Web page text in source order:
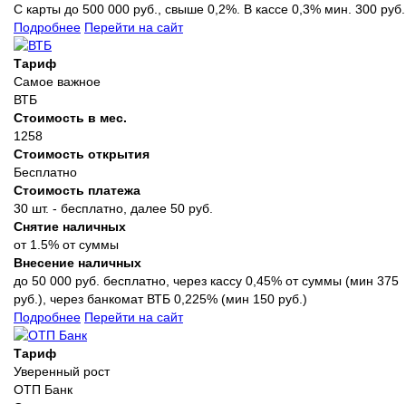
С карты до 500 000 руб., свыше 0,2%. В кассе 0,3% мин. 300 руб.
Подробнее Перейти на сайт
Тариф
Самое важное
ВТБ
Стоимость в мес.
1258
Стоимость открытия
Бесплатно
Стоимость платежа
30 шт. - бесплатно, далее 50 руб.
Снятие наличных
от 1.5% от суммы
Внесение наличных
до 50 000 руб. бесплатно, через кассу 0,45% от суммы (мин 375
руб.), через банкомат ВТБ 0,225% (мин 150 руб.)
Подробнее Перейти на сайт
Тариф
Уверенный рост
ОТП Банк